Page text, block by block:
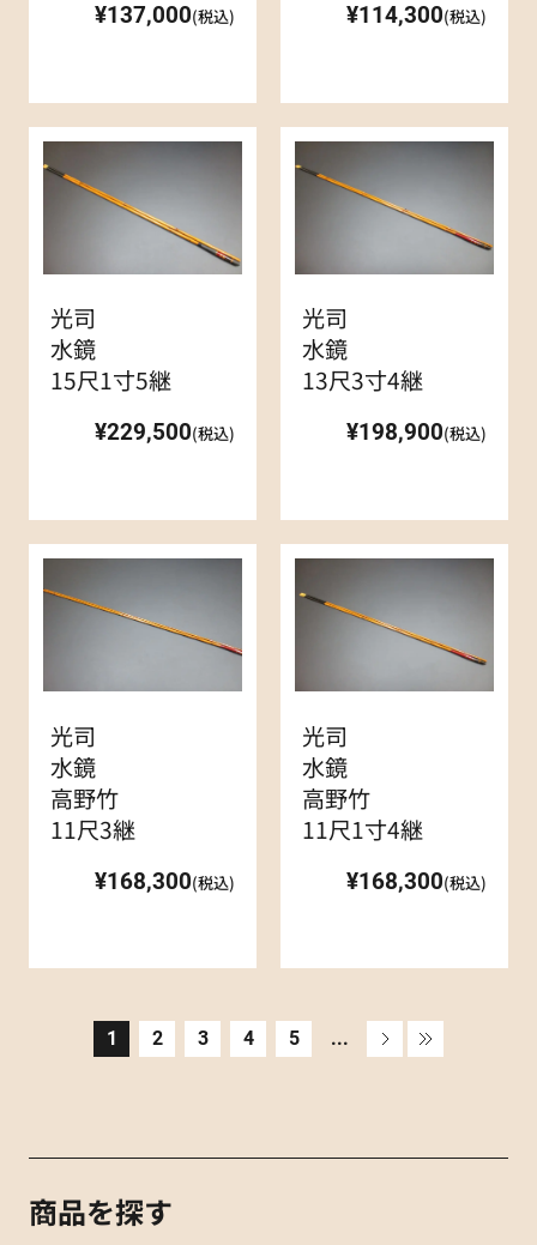
¥137,000(税込) ¥114,300(税込)
光司
水鏡
15尺1寸5継
¥229,500(税込)
光司
水鏡
13尺3寸4継
¥198,900(税込)
光司
水鏡
高野竹
11尺3継
¥168,300(税込)
光司
水鏡
高野竹
11尺1寸4継
¥168,300(税込)
1 2 3 4 5 ... » »
商品を探す